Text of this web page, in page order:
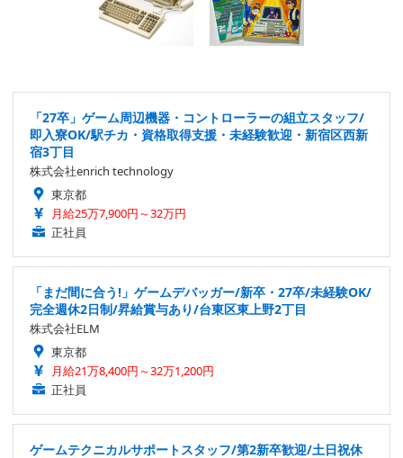
「27卒」ゲーム周辺機器・コントローラーの組立スタッフ/
即入寮OK/駅チカ・資格取得支援・未経験歓迎・新宿区西新
宿3丁目
株式会社enrich technology
東京都
月給25万7,900円～32万円
正社員
「まだ間に合う!」ゲームデバッガー/新卒・27卒/未経験OK/
完全週休2日制/昇給賞与あり/台東区東上野2丁目
株式会社ELM
東京都
月給21万8,400円～32万1,200円
正社員
ゲームテクニカルサポートスタッフ/第2新卒歓迎/土日祝休